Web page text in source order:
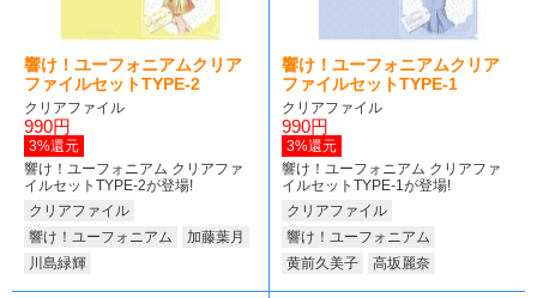
響け！ユーフォニアムクリア
ファイルセットTYPE-2
クリアファイル
990円
3%還元
響け！ユーフォニアム クリアファ
イルセットTYPE-2が登場!
クリアファイル
響け！ユーフォニアム
加藤葉月
川島緑輝
響け！ユーフォニアムクリア
ファイルセットTYPE-1
クリアファイル
990円
3%還元
響け！ユーフォニアム クリアファ
イルセットTYPE-1が登場!
クリアファイル
響け！ユーフォニアム
黄前久美子
高坂麗奈